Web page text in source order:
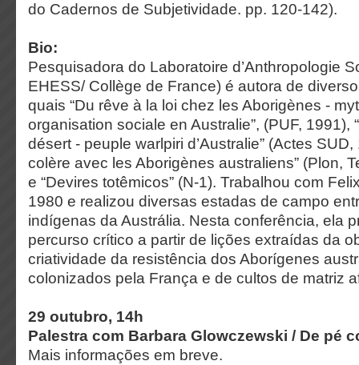
do Cadernos de Subjetividade. pp. 120-142).
Bio:
Pesquisadora do Laboratoire d’Anthropologie
EHESS/ Collège de France) é autora de
quais “Du rêve à la loi chez les Aborigènes -
organisation sociale en Australie”, (PUF, 1991),
désert - peuple warlpiri d’Australie” (Actes
colère avec les Aborigènes australiens” (Plon,
e “Devires totêmicos” (N-1). Trabalhou com
1980 e realizou diversas estadas de campo
indígenas da Austrália. Nesta conferência, ela
percurso crítico a partir de lições extraídas da
criatividade da resistência dos Aborígenes
colonizados pela França e de cultos de matriz
29 outubro, 14h
Palestra com Barbara Glowczewski / De pé
Mais informações em breve.